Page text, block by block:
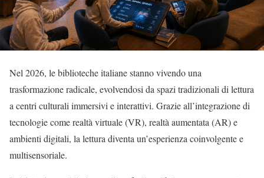
Nel 2026, le biblioteche italiane stanno vivendo una
trasformazione radicale, evolvendosi da spazi tradizionali di lettura
a centri culturali immersivi e interattivi. Grazie all’integrazione di
tecnologie come realtà virtuale (VR), realtà aumentata (AR) e
ambienti digitali, la lettura diventa un’esperienza coinvolgente e
multisensoriale.